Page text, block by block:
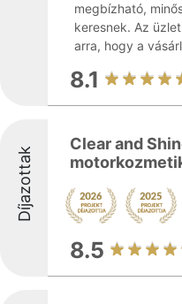
megbízható,
keresnek. Az
arra, hogy a
8.1
Díjazottak
Clear and
8.5